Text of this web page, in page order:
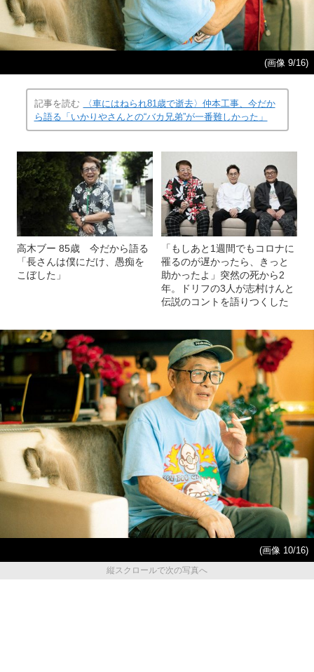
(画像 9/16)
記事を読む
〈車にはねられ81歳で逝去〉仲本工事、今だか
ら語る「いかりやさんとの“バカ兄弟”が一番難しかった」
高木ブー 85歳 今だから語る
「長さんは僕にだけ、愚痴を
こぼした」
「もしあと1週間でもコロナに
罹るのが遅かったら、きっと
助かったよ」突然の死から2
年。ドリフの3人が志村けんと
伝説のコントを語りつくした
(画像 10/16)
縦スクロールで次の写真へ